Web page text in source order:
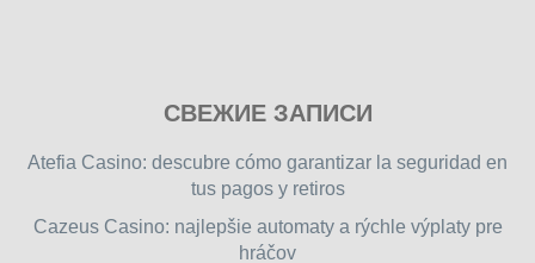
free
games
СВЕЖИЕ ЗАПИСИ
Atefia Casino: descubre cómo garantizar la seguridad en
tus pagos y retiros
Cazeus Casino: najlepšie automaty a rýchle výplaty pre
hráčov